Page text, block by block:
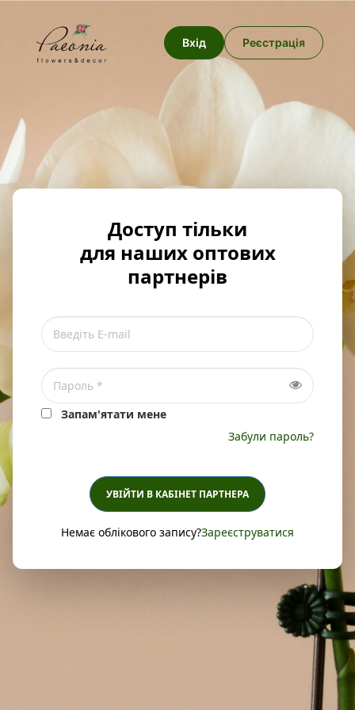
Вхід Реєстрація
Доступ тільки
для наших оптових
партнерів
Запам'ятати мене
Забули пароль?
УВІЙТИ В КАБІНЕТ ПАРТНЕРА
Немає облікового запису?Зареєструватися